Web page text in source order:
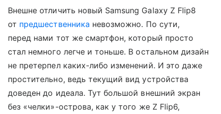
Внешне отличить новый Samsung Galaxy Z Flip8
от предшественника невозможно. По сути,
перед нами тот же смартфон, который просто
стал немного легче и тоньше. В остальном дизайн
не претерпел каких-либо изменений. И это даже
простительно, ведь текущий вид устройства
доведен до идеала. Тут большой внешний экран
без «челки»-острова, как у того же Z Flip6,